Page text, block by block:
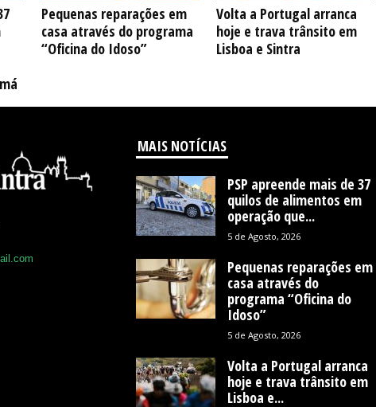
Pequenas reparações em
casa através do programa
“Oficina do Idoso”
Volta a Portugal arranca
hoje e trava trânsito em
Lisboa e Sintra
MAIS NOTÍCIAS
PSP apreende mais de 37
quilos de alimentos em
operação que...
5 de Agosto, 2026
Pequenas reparações em
casa através do
programa “Oficina do
Idoso”
5 de Agosto, 2026
Volta a Portugal arranca
hoje e trava trânsito em
Lisboa e...